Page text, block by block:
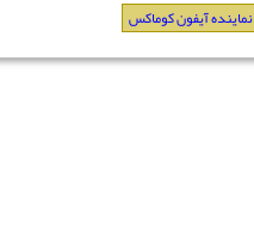
نماینده آیفون کوماکس